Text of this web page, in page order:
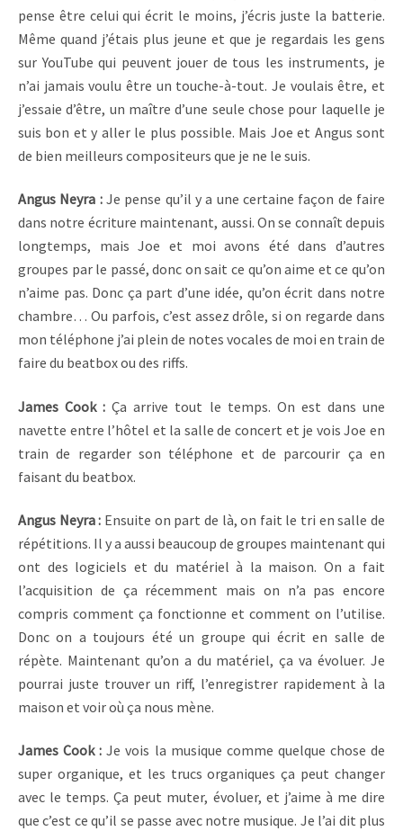
pense être celui qui écrit le moins, j’écris juste la batterie.
Même quand j’étais plus jeune et que je regardais les gens
sur YouTube qui peuvent jouer de tous les instruments, je
n’ai jamais voulu être un touche-à-tout. Je voulais être, et
j’essaie d’être, un maître d’une seule chose pour laquelle je
suis bon et y aller le plus possible. Mais Joe et Angus sont
de bien meilleurs compositeurs que je ne le suis.
Angus Neyra : Je pense qu’il y a une certaine façon de faire
dans notre écriture maintenant, aussi. On se connaît depuis
longtemps, mais Joe et moi avons été dans d’autres
groupes par le passé, donc on sait ce qu’on aime et ce qu’on
n’aime pas. Donc ça part d’une idée, qu’on écrit dans notre
chambre… Ou parfois, c’est assez drôle, si on regarde dans
mon téléphone j’ai plein de notes vocales de moi en train de
faire du beatbox ou des riffs.
James Cook :Ça arrive tout le temps. On est dans une
navette entre l’hôtel et la salle de concert et je vois Joe en
train de regarder son téléphone et de parcourir ça en
faisant du beatbox.
Angus Neyra : Ensuite on part de là, on fait le tri en salle de
répétitions. Il y a aussi beaucoup de groupes maintenant qui
ont des logiciels et du matériel à la maison. On a fait
l’acquisition de ça récemment mais on n’a pas encore
compris comment ça fonctionne et comment on l’utilise.
Donc on a toujours été un groupe qui écrit en salle de
répète. Maintenant qu’on a du matériel, ça va évoluer. Je
pourrai juste trouver un riff, l’enregistrer rapidement à la
maison et voir où ça nous mène.
James Cook :Je vois la musique comme quelque chose de
super organique, et les trucs organiques ça peut changer
avec le temps. Ça peut muter, évoluer, et j’aime à me dire
que c’est ce qu’il se passe avec notre musique. Je l’ai dit plus